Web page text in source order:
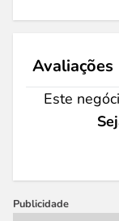
Avaliações
Este
Publicidade